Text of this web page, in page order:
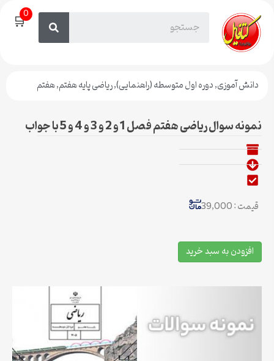
🛒0
دانش آموزی,دوره اول متوسطه (راهنمایی),ریاضی پایه هفتم,هفتم
نمونه سوال ریاضی هفتم فصل 1 و 2 و 3 و 4 و 5 با جواب
قیمت : 39,000
افزودن به سبد خرید